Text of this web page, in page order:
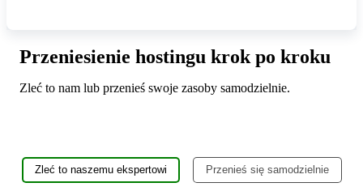
Przeniesienie hostingu krok po kroku
Zleć to nam lub przenieś swoje zasoby samodzielnie.
Zleć to naszemu ekspertowi Przenieś się samodzielnie